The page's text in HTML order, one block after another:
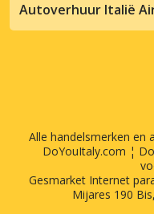
Autoverhuur Italië
Alle handelsmerken en
DoYouItaly.com ¦
Gesmarket Internet
Mijares 190